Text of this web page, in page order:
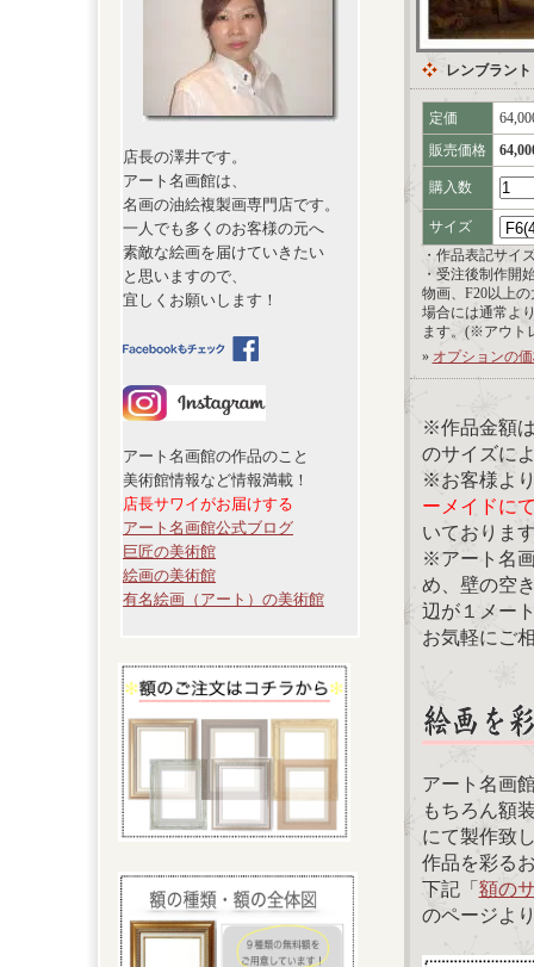
店長の澤井です。
アート名画館は、
名画の油絵複製画専門店です。
一人でも多くのお客様の元へ
素敵な絵画を届けていきたい
と思いますので、
宜しくお願いします！
アート名画館の作品のこと
美術館情報など情報満載！
店長サワイがお届けする
アート名画館公式ブログ
巨匠の美術館
絵画の美術館
有名絵画（アート）の美術館
レンブラン
定価
販売価格
購入数
サイズ
・作品表記サイ
・受注後制作開
物画、F20以上
場合には通常よ
ます。(※アウト
» オプションの
※作品金額
のサイズに
※お客様よ
ーメイドに
いておりま
※アート名
め、壁の空
辺が１メー
お気軽にご
アート名画
もちろん額
にて製作致
作品を彩る
下記「額の
のページよ